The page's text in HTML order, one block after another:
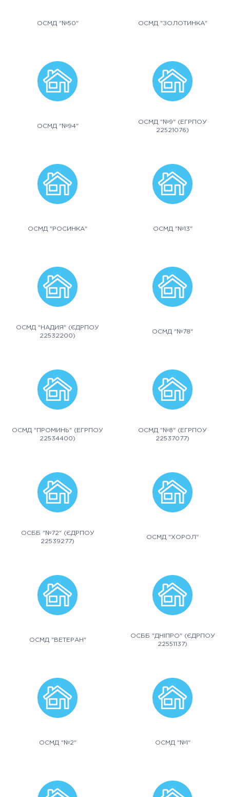
ОСМД "№50" ОСМД "ЗОЛОТИНКА"
ОСМД "№94"
ОСМД "№9" (ЕГРПОУ
22521076)
ОСМД "РОСИНКА" ОСМД "№13"
ОСМД "НАДИЯ" (ЄДРПОУ
22532200)
ОСМД "№78"
ОСМД "ПРОМИНЬ" (ЕГРПОУ
22534400)
ОСМД "№8" (ЕГРПОУ
22537077)
ОСББ "№72" (ЄДРПОУ
22539277)
ОСМД "ХОРОЛ"
ОСМД "ВЕТЕРАН"
ОСББ "ДНІПРО" (ЄДРПОУ
22551137)
ОСМД "№2" ОСМД "№1"